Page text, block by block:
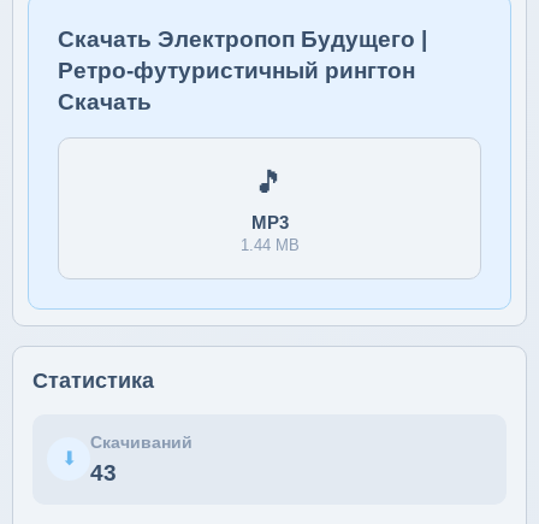
Скачать Электропоп Будущего |
Ретро-футуристичный рингтон
Скачать
🎵
MP3
1.44 MB
Статистика
⬇
Скачиваний
43